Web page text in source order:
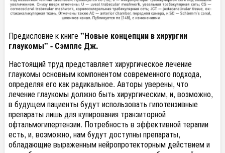
Предисловие к книге"Новые концепции в хирургии
глаукомы" - Сэмплс Дж.
Настоящий труд представляет хирургическое лечение
глаукомы основным компонентом современного подхода,
определяя его как радикальное. Авторы уверены, что
лечение глаукомы должно быть хирургическим, и, возможно,
в будущем пациенты будут использовать гипотензивные
препараты лишь для купирования транзиторной
офтальмогипертензии. Потребность в эффективной терапии
есть, и, возможно, нам будут доступны препараты,
обладающие выраженным нейропротекторным действием и